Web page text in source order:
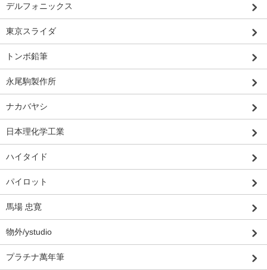
デルフォニックス
東京スライダ
トンボ鉛筆
永尾駒製作所
ナカバヤシ
日本理化学工業
ハイタイド
パイロット
馬場 忠寛
物外/ystudio
プラチナ萬年筆